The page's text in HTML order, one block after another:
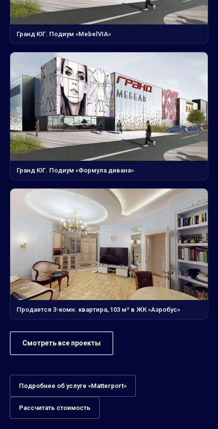
Гранд ЮГ. Подиум «MebelVIA»
Гранд ЮГ. Подиум «Формула дивана»
Продается 3-комн. квартира, 103 м² в ЖК «Аэробус»
Смотреть все проекты
Подробнее об услуге «Matterport»
Рассчитать стоимость